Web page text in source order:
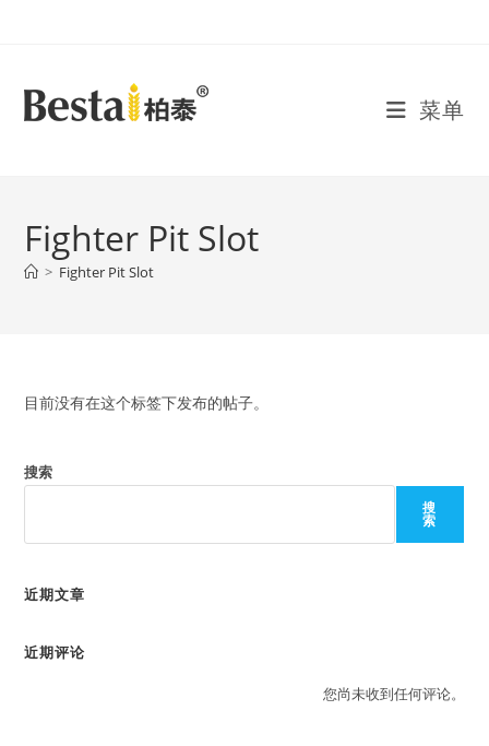
菜单
Fighter Pit Slot
> Fighter Pit Slot
目前没有在这个标签下发布的帖子。
搜索
搜
索
近期文章
近期评论
您尚未收到任何评论。